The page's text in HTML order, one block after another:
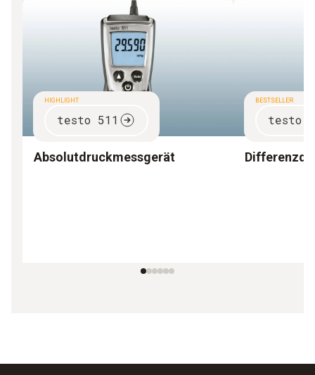
HIGHLIGHT
testo 511
Absolutdruckmessgerät
BESTSELLER
testo